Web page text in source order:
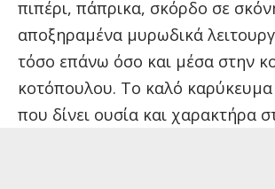
πιπέρι, πάπρικα, σκόρδο σε
αποξηραμένα μυρωδικά
τόσο επάνω όσο και μέσα στην
κοτόπουλου. Το καλό καρύκευμα
που δίνει ουσία και χαρακτήρα